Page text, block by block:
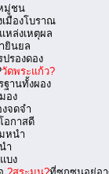
มู่ชน
เมืองโบราณ
หล่งเหตุผล
ยินยล
รองดอง
วัดพระแก้ว?
ฐานทั้งผอง
อง
จดจำ
อกาสดี
หนำ
ำ
บง